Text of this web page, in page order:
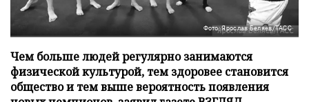
Фото: Ярослав Беляев/ТАСС
Чем больше людей регулярно занимаются
физической культурой, тем здоровее становится
общество и тем выше вероятность появления